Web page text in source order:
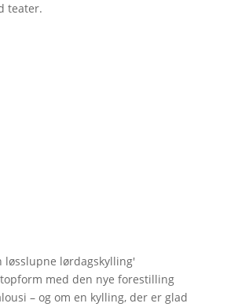
teater.
løsslupne lørdagskylling'
med den nye forestilling
– og om en kylling, der er glad